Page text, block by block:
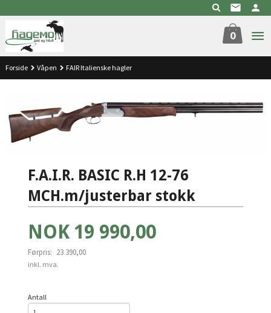
til
innholdet
0
Forside Våpen FAIR Italienske hagler
F.A.I.R. BASIC R.H 12-76
MCH.m/justerbar stokk
Tilbud
NOK 19 990,00
Førpris: 23 390,00
Rabatt
inkl. mva.
Antall